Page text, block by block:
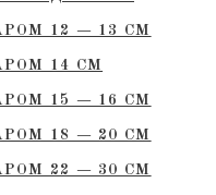
12 — 13 СМ
14 СМ
15 — 16 СМ
18 — 20 СМ
22 — 30 СМ